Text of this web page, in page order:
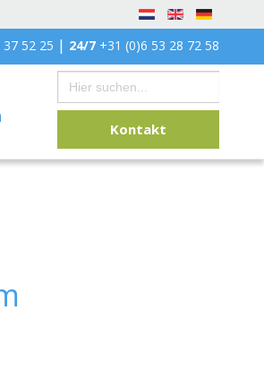
52 25 | 24/7 +31 (0)6 53 28 72 58
Search
for:
Kontakt